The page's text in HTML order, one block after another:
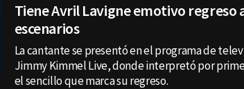
Tiene Avril Lavigne emotivo regreso
escenarios
La cantante se presentó en el programa de
Jimmy Kimmel Live, donde interpretó por
el sencillo que marca su regreso.